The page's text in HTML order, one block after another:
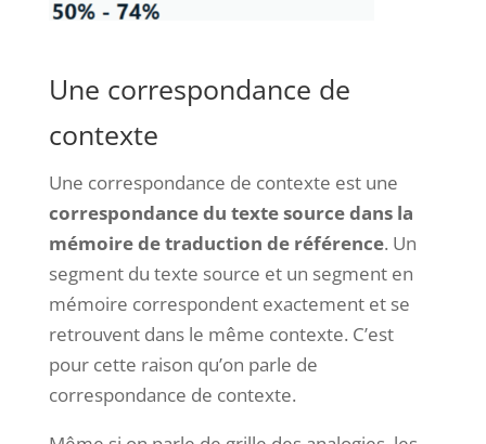
Une correspondance de
contexte
Une correspondance de contexte est une
correspondance du texte source dans la
mémoire de traduction de référence. Un
segment du texte source et un segment en
mémoire correspondent exactement et se
retrouvent dans le même contexte. C’est
pour cette raison qu’on parle de
correspondance de contexte.